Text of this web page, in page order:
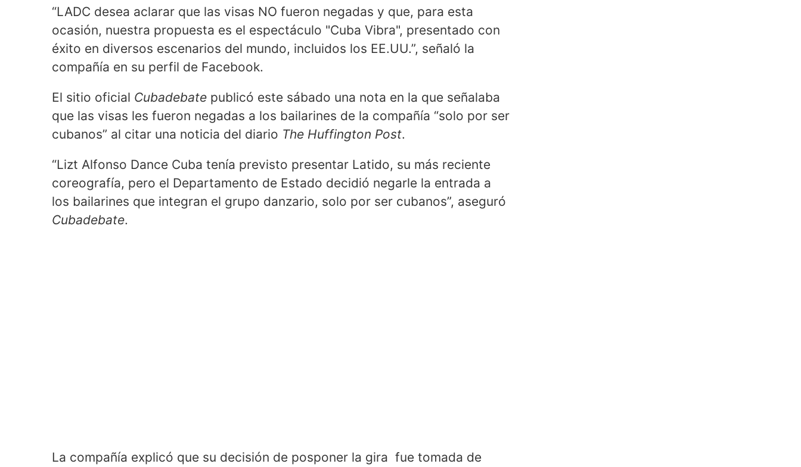
“LADC desea aclarar que las visas NO fueron negadas y que, para esta
ocasión, nuestra propuesta es el espectáculo "Cuba Vibra", presentado con
éxito en diversos escenarios del mundo, incluidos los EE.UU.”, señaló la
compañía en su perfil de Facebook.
El sitio oficial Cubadebate publicó este sábado una nota en la que señalaba
que las visas les fueron negadas a los bailarines de la compañía “solo por ser
cubanos” al citar una noticia del diario The Huffington Post.
“Lizt Alfonso Dance Cuba tenía previsto presentar Latido, su más reciente
coreografía, pero el Departamento de Estado decidió negarle la entrada a
los bailarines que integran el grupo danzario, solo por ser cubanos”, aseguró
Cubadebate.
La compañía explicó que su decisión de posponer la gira fue tomada de